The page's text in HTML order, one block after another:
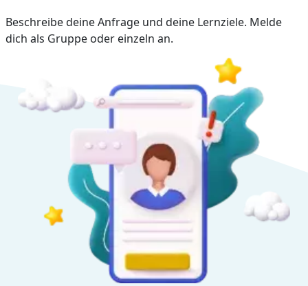
Beschreibe deine Anfrage und deine Lernziele. Melde
dich als Gruppe oder einzeln an.